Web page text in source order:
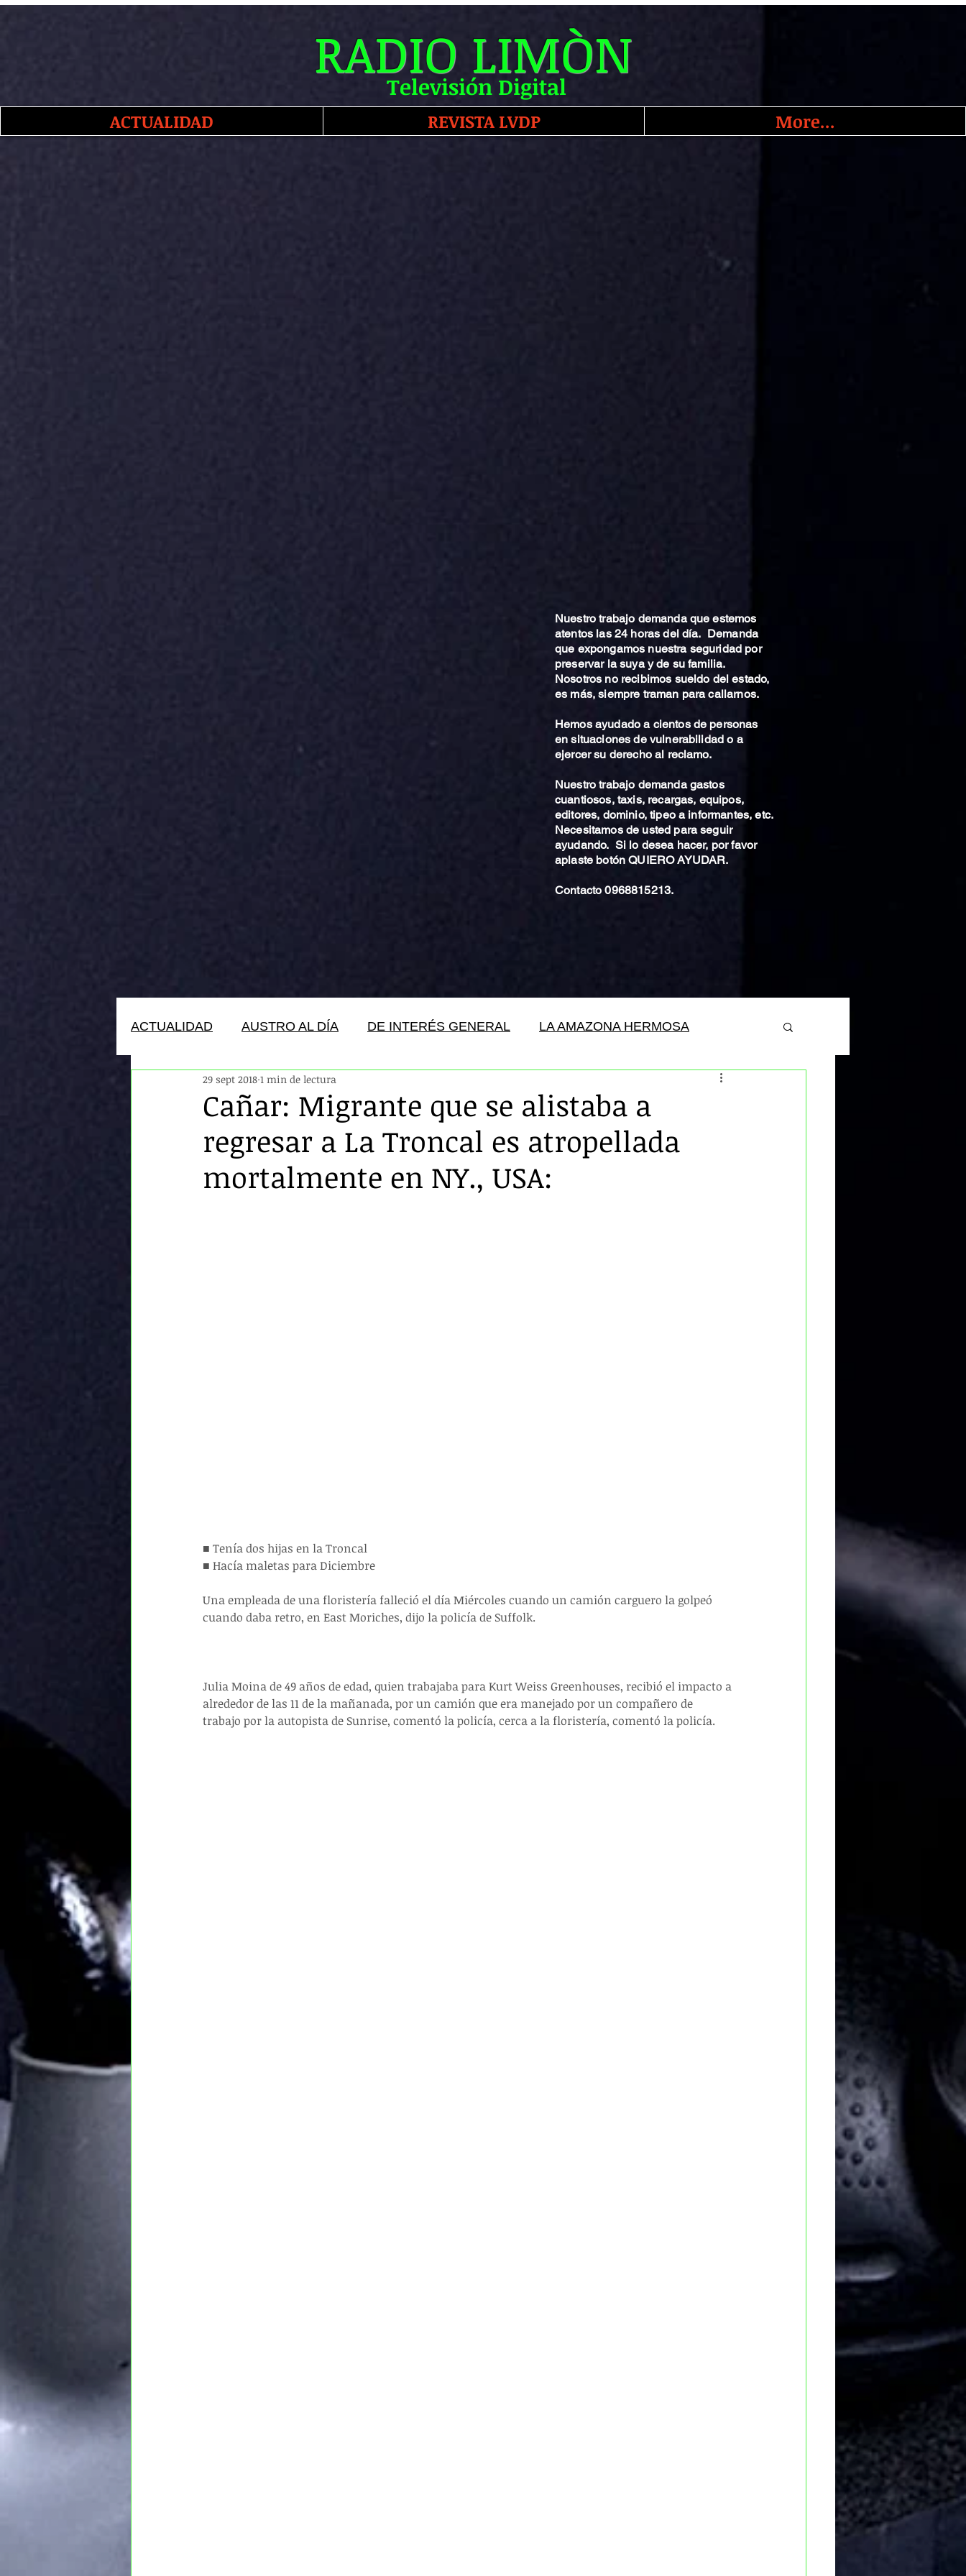
Nuestro trabajo demanda que estemos
atentos las 24 horas del día. Demanda
que expongamos nuestra seguridad por
preservar la suya y de su familia.
Nosotros no recibimos sueldo del estado,
es más, siempre traman para callarnos.
Hemos ayudado a cientos de personas
en situaciones de vulnerabilidad o a
ejercer su derecho al reclamo.
Nuestro trabajo demanda gastos
cuantiosos, taxis, recargas, equipos,
editores, dominio, tipeo a informantes, etc.
Necesitamos de usted para seguir
ayudando. Si lo desea hacer, por favor
aplaste botón QUIERO AYUDAR.
Contacto 0968815213.
ACTUALIDAD AUSTRO AL DÍA DE INTERÉS GENERAL LA AMAZONA HERMOSA
HUMANOS DEL ECUADOR
Cañar: Migrante que se alistaba a
regresar a La Troncal es atropellada
mortalmente en NY., USA:
29 sept 2018 1 min de lectura
■ Tenía dos hijas en la Troncal
■ Hacía maletas para Diciembre
Una empleada de una floristería falleció el día Miércoles cuando un camión carguero la golpeó
cuando daba retro, en East Moriches, dijo la policía de Suffolk.
Julia Moina de 49 años de edad, quien trabajaba para Kurt Weiss Greenhouses, recibió el impacto a
alrededor de las 11 de la mañanada, por un camión que era manejado por un compañero de
trabajo por la autopista de Sunrise, comentó la policía, cerca a la floristería, comentó la policía.
Televisión Digital
RADIO LIMÒN
ACTUALIDAD REVISTA LVDP More...